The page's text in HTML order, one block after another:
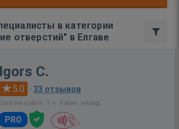
в категории
отверстий" в Елгаве
Igors C.
5.0 · 33 отзывов
Был на сайте: 1 ч. 0 мин. назад
PRO